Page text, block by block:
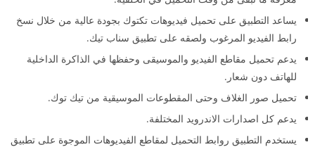
يساعد التطبيق على تحميل فيديوهات تكتوك بجودة عالية من خلال نسخ
رابط الفيديو المرغوب ولصقه على تطبيق سناب تيك.
يدعم تحميل مقاطع الفيديو والموسيقى وحفظها في الذاكرة الداخلية
للهاتف دون شعار.
تحميل صور الغلاف وحتى المقطوعات الموسيقية من تيك توك.
يدعم كل اصدارات الاندرويد المختلفة.
يستخدم التطبيق روابط التحميل لمقاطع الفيديوهات الموجوة على تطبيق